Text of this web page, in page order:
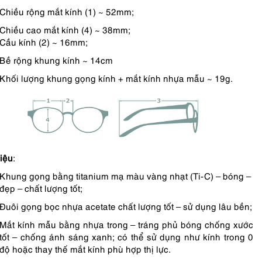
Chiều rộng mắt kính (1) ~ 52mm;
Chiều cao mắt kính (4) ~ 38mm;
Cầu kính (2) ~ 16mm;
Bề rộng khung kính ~ 14cm
Khối lượng khung gọng kính + mắt kính nhựa mẫu ~ 19g.
:
Khung gọng bằng titanium mạ màu vàng nhạt (Ti-C) – bóng –
đẹp – chất lượng tốt;
Đuôi gọng bọc nhựa acetate chất lượng tốt – sử dụng lâu bền;
Mắt kính mẫu bằng nhựa trong – tráng phủ bóng chống xước
tốt – chống ánh sáng xanh; có thể sử dụng như kính trong 0
độ hoặc thay thế mắt kính phù hợp thị lực.